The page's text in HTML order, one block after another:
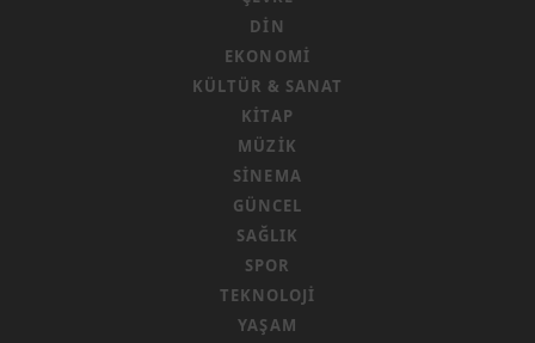
DIN
EKONOMI
KÜLTÜR & SANAT
KITAP
MÜZIK
SINEMA
GÜNCEL
SAĞLIK
SPOR
TEKNOLOJI
YAŞAM